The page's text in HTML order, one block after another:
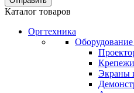
Каталог товаров
Оргтехника
Оборудование
Крепежи
Экраны